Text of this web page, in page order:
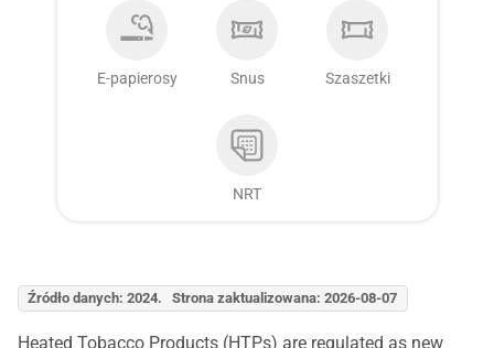
E-papierosy Snus Szaszetki
NRT
Źródło danych: 2024. Strona zaktualizowana: 2026-08-07
Heated Tobacco Products (HTPs) are regulated as new